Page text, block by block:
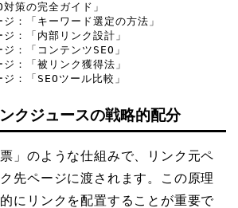
策の完全ガイド」
：「キーワード選定の方法」
：「内部リンク設計」
：「コンテンツSEO」
：「被リンク獲得法」
：「SEOツール比較」
クジュースの戦略的配分
」のような仕組みで、リンク元ペ
先ページに渡されます。この原理
にリンクを配置することが重要で